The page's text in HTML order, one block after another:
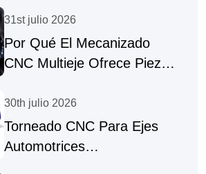
31st julio 2026
Por Qué El Mecanizado
CNC Multieje Ofrece Piezas
30th julio 2026
Torneado CNC Para Ejes
Automotrices